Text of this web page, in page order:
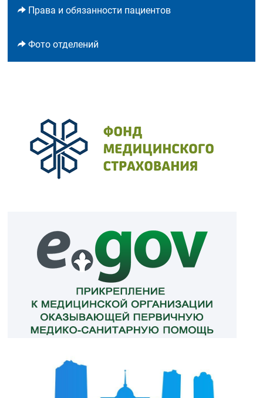
Права и обязанности пациентов
Фото отделений